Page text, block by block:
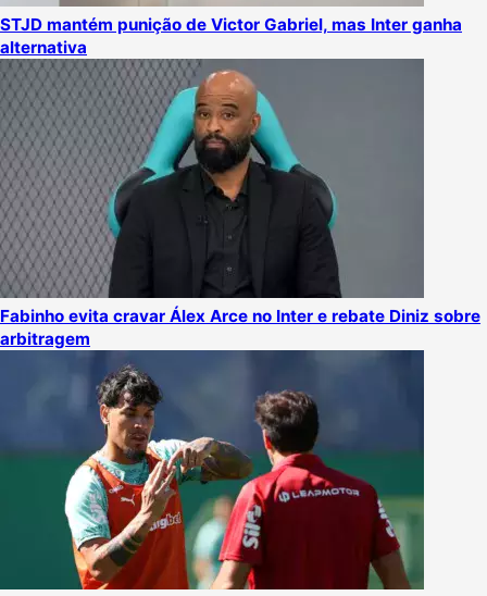
STJD mantém punição de Victor Gabriel, mas Inter ganha
alternativa
Fabinho evita cravar Álex Arce no Inter e rebate Diniz sobre
arbitragem